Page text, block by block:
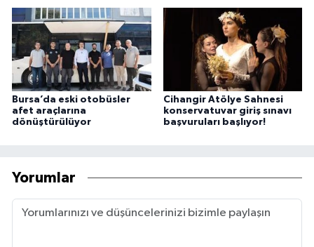
Bursa’da eski otobüsler
afet araçlarına
dönüştürülüyor
Cihangir Atölye Sahnesi
konservatuvar giriş sınavı
başvuruları başlıyor!
Yorumlar